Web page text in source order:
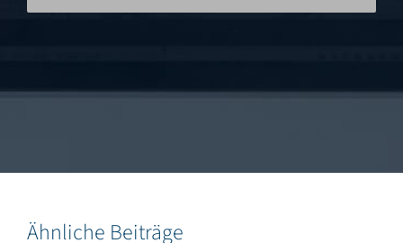
Ähnliche Beiträge